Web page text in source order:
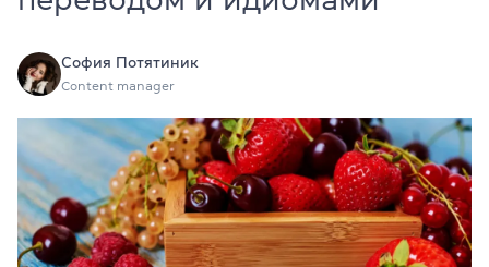
София Потятиник
Content manager